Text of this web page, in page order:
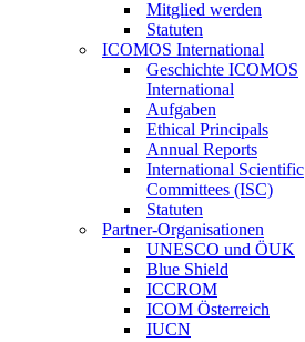
Mitglied werden
Statuten
ICOMOS International
Geschichte ICOMOS
International
Aufgaben
Ethical Principals
Annual Reports
International Scientific
Committees (ISC)
Statuten
Partner-Organisationen
UNESCO und ÖUK
Blue Shield
ICCROM
ICOM Österreich
IUCN